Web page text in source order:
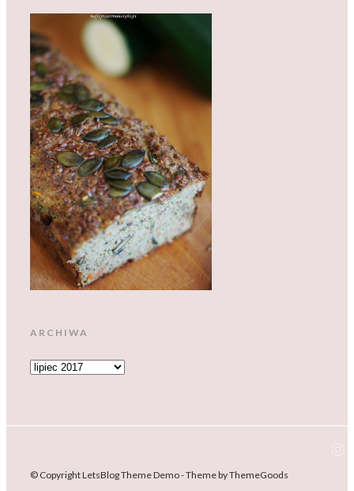
ARCHIWA
ARCHIWA
© Copyright LetsBlog Theme Demo - Theme by ThemeGoods